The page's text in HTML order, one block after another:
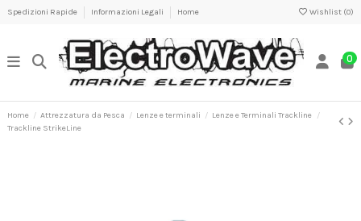
Spedizioni Rapide Informazioni Legali Home Wishlist (0)
0
Home Attrezzatura da Pesca Lenze e terminali
Lenze e Terminali Trackline
Trackline StrikeLine